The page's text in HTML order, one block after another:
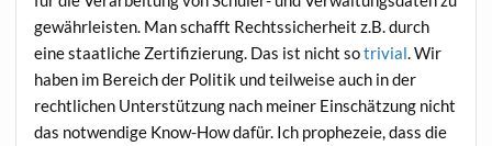
gewähr­leis­ten. Man schafft Rechts­si­cher­heit z.B. durch
eine staat­li­che Zer­ti­fi­zie­rung. Das ist nicht sotri­vi­al . Wir
haben im Bereich der Poli­tik und teil­wei­se auch in der
recht­li­chen Unter­stüt­zung nach mei­ner Ein­schät­zung nicht
das not­wen­di­ge Know-How dafür. Ich pro­phe­zeie, dass die